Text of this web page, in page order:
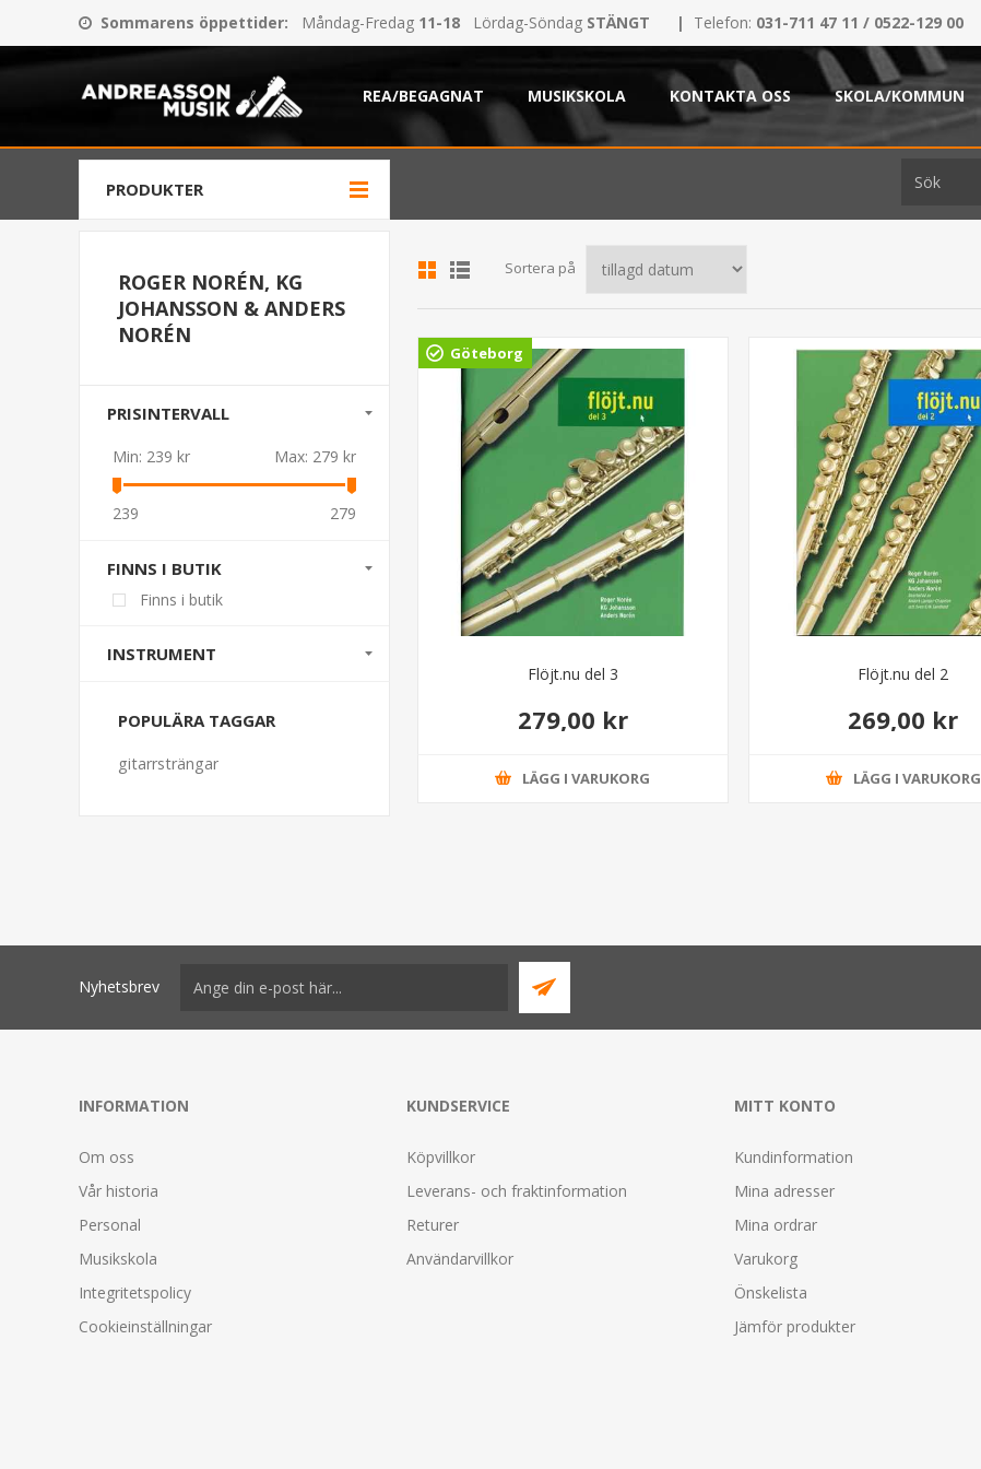
Sommarens öppettider: Måndag-Fredag 11-18 Lördag-Söndag STÄNGT | Telefon: 031-711 47 11 / 0522-129 00
REA/BEGAGNAT MUSIKSKOLA KONTAKTA OSS SKOLA/KOMMUN
PRODUKTER
Sortera på
Göteborg
Flöjt.nu del 3
279,00 kr
LÄGG I VARUKORG
Flöjt.nu del 2
269,00 kr
LÄGG I VARUKORG
ROGER NORÉN, KG
JOHANSSON & ANDERS
NORÉN
PRISINTERVALL
Min: 239 kr Max: 279 kr
239 279
FINNS I BUTIK
Finns i butik
INSTRUMENT
POPULÄRA TAGGAR
gitarrsträngar
Nyhetsbrev
INFORMATION
Om oss
Vår historia
Personal
Musikskola
Integritetspolicy
Cookieinställningar
KUNDSERVICE
Köpvillkor
Leverans- och fraktinformation
Returer
Användarvillkor
MITT KONTO
Kundinformation
Mina adresser
Mina ordrar
Varukorg
Önskelista
Jämför produkter